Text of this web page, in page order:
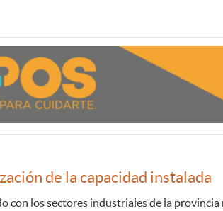
de la capacidad instalada
con los sectores industriales de la provincia